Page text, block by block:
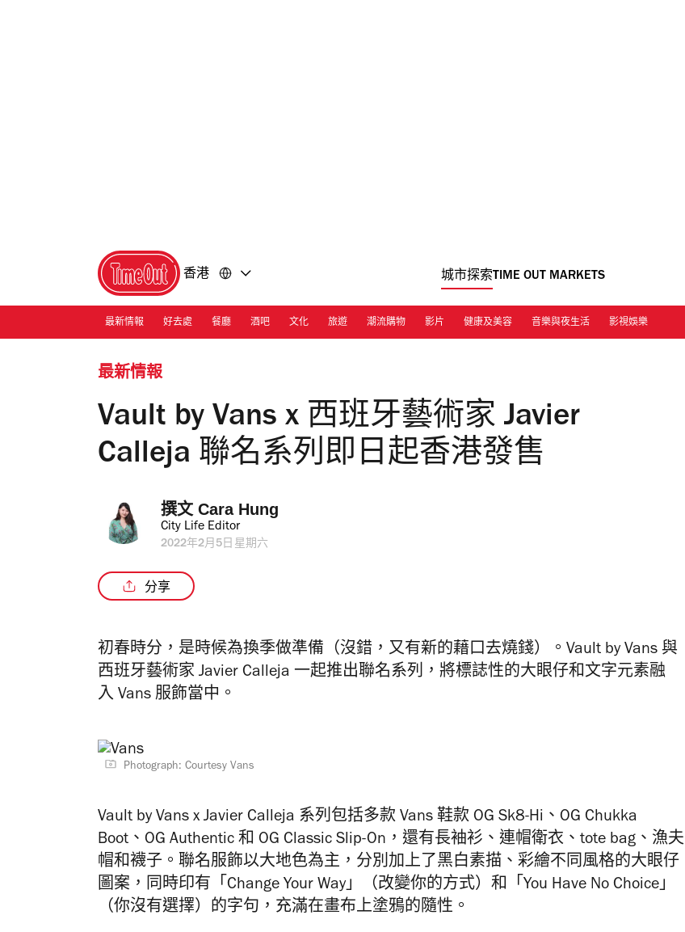
香港 城市探索TIME OUT MARKETS
最新情報 好去處 餐廳 酒吧 文化 旅遊 潮流購物 影片 健康及美容 音樂與夜生活 影視娛樂
最新情報
Vault by Vans x 西班牙藝術家 Javier
Calleja 聯名系列即日起香港發售
撰文 Cara Hung
City Life Editor
2022年2月5日星期六
分享
初春時分，是時候為換季做準備（沒錯，又有新的藉口去燒錢）。Vault by Vans 與
西班牙藝術家 Javier Calleja 一起推出聯名系列，將標誌性的大眼仔和文字元素融
入 Vans 服飾當中。
Photograph: Courtesy Vans
Vault by Vans x Javier Calleja 系列包括多款 Vans 鞋款 OG Sk8-Hi、OG Chukka
Boot、OG Authentic 和 OG Classic Slip-On，還有長袖衫、連帽衛衣、tote bag、漁夫
帽和襪子。聯名服飾以大地色為主，分別加上了黑白素描、彩繪不同風格的大眼仔
圖案，同時印有「Change Your Way」（改變你的方式）和「You Have No Choice」
（你沒有選擇）的字句，充滿在畫布上塗鴉的隨性。